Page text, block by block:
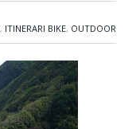
, ITINERARI BIKE, OUTDOOR